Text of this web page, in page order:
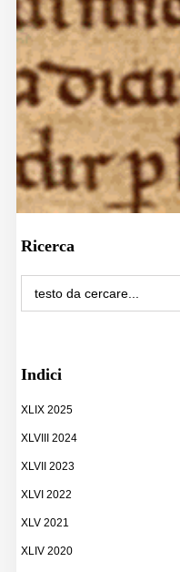
Ricerca
Indici
XLIX 2025
XLVIII 2024
XLVII 2023
XLVI 2022
XLV 2021
XLIV 2020